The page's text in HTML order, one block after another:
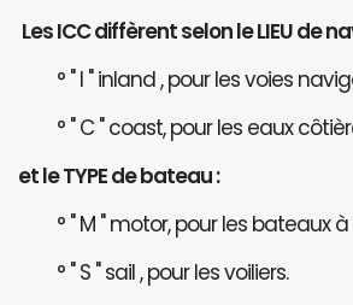
Les ICC diffèrent selon le LIEU de
° " I " inland , pour les voies
° " C " coast, pour les eaux
et le TYPE de bateau :
° " M " motor, pour les bateaux
° " S " sail , pour les voiliers.